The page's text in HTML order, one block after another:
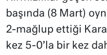
başında (8 Mart)
2-mağlup ettiği
kez 5-0’la bir kez